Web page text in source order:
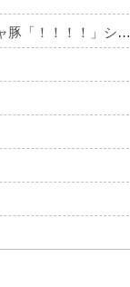
X民「みいちゃん作者とダイアナが別人という言い分は無理があるんじゃない？」 バチャ豚「！！！！」シュババババ